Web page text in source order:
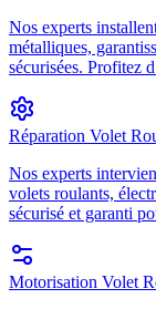
Nos experts
métalliques,
sécurisées. Profitez
Réparation Volet
Nos experts
volets roulants,
sécurisé et garanti
Motorisation Volet